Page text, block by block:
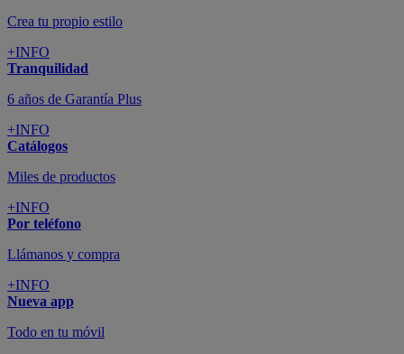
Crea tu propio estilo
+INFO
Tranquilidad
6 años de Garantía Plus
+INFO
Catálogos
Miles de productos
+INFO
Por teléfono
Llámanos y compra
+INFO
Nueva app
Todo en tu móvil